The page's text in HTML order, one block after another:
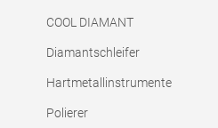
COOL DIAMANT
Diamantschleifer
Hartmetallinstrumente
Polierer